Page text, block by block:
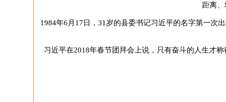
距离
1984年6月17日，31岁的县委书记习近平的名字第一次
习近平在2018年春节团拜会上说，只有奋斗的人生才